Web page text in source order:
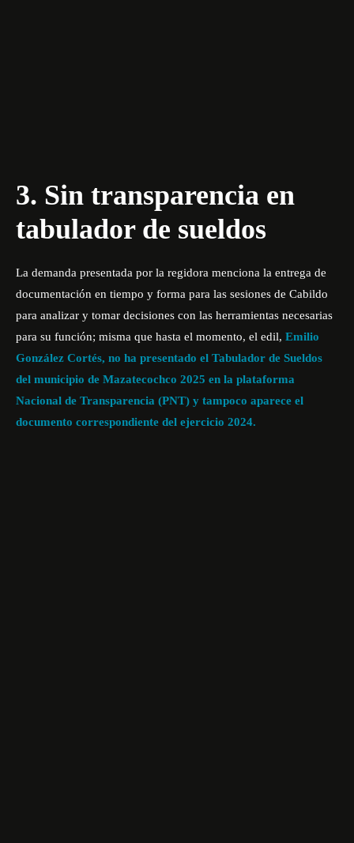
3. Sin transparencia en
tabulador de sueldos
La demanda presentada por la regidora menciona la entrega de
documentación en tiempo y forma para las sesiones de Cabildo
para analizar y tomar decisiones con las herramientas necesarias
para su función; misma que hasta el momento, el edil, Emilio
González Cortés, no ha presentado el Tabulador de Sueldos
del municipio de Mazatecochco 2025 en la plataforma
Nacional de Transparencia (PNT) y tampoco aparece el
documento correspondiente del ejercicio 2024.